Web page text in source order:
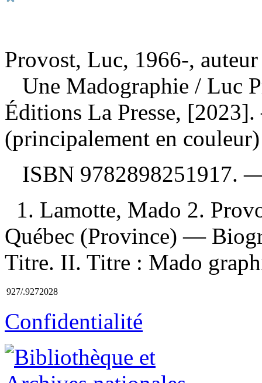
Provost, Luc, 1966-, auteur
Une Madographie / Luc
Éditions La Presse,
(principalement en
ISBN 9782898251917.
1. Lamotte, Mado 2.
Québec (Province) —
Titre. II. Titre : Mado
927/.9272028
Confidentialité